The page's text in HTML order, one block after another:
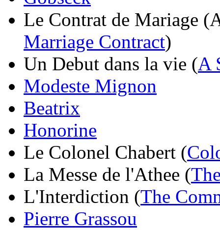
Le Contrat de Mariage
Marriage Contract)
Un Debut dans la vie (A
Modeste Mignon
Beatrix
Honorine
Le Colonel Chabert (
La Messe de l'Athee (
L'Interdiction (The
Pierre Grassou